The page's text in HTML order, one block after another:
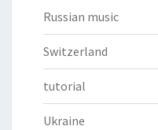
Russian music
Switzerland
tutorial
Ukraine